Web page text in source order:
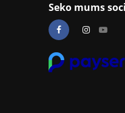
Seko mums